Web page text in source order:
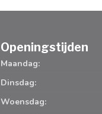
Openingstijden
Maandag:
Dinsdag:
Woensdag: